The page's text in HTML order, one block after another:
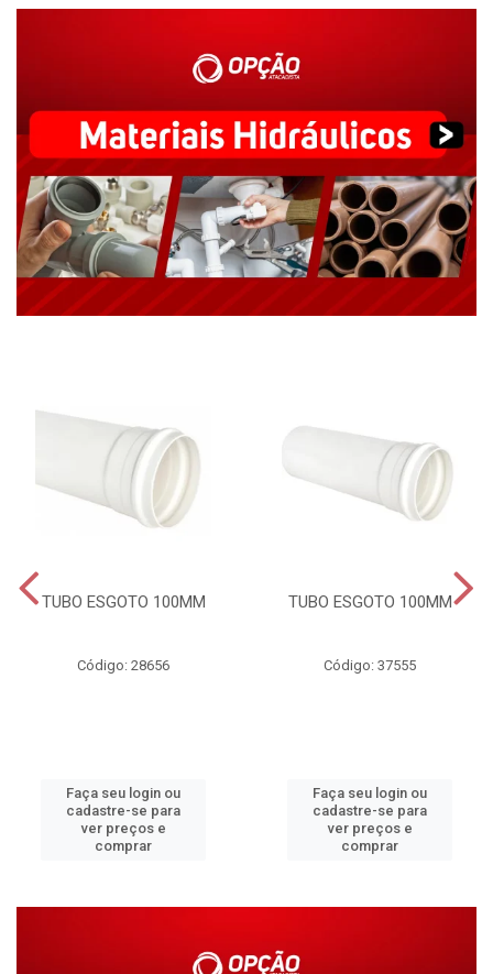
TUBO ESGOTO 100MM
Código: 28656
Faça seu login ou
cadastre-se para
ver preços e
comprar
TUBO ESGOTO 100MM
Código: 37555
Faça seu login ou
cadastre-se para
ver preços e
comprar